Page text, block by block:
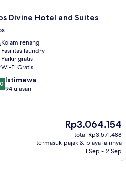
Divine Hotel and Suites
Kolam renang
Fasilitas laundry
Parkir gratis
Wi-Fi Gratis
Istimewa
94 ulasan
Harga
sekarang
Rp3.064.154
Rp3.064.154
total Rp3.571.488
termasuk pajak & biaya lainnya
1 Sep - 2 Sep